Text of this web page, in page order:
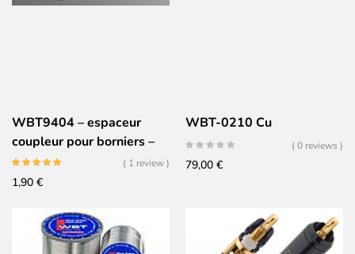
WBT9404 – espaceur
coupleur pour borniers –
jeu de 2 – NOIR
( 1 review )
1,90 €
WBT-0210 Cu
( 0 reviews )
79,00 €